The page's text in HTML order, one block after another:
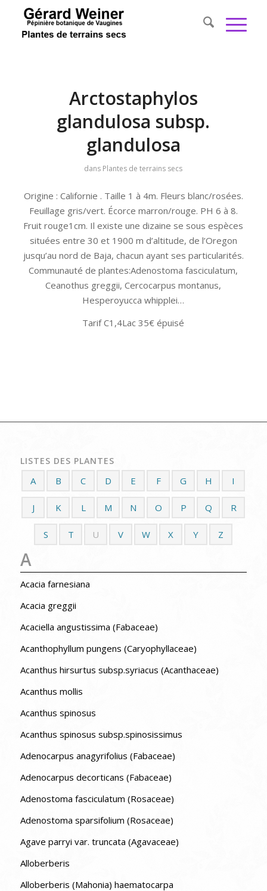
Arctostaphylos
glandulosa subsp.
glandulosa
dans Plantes de terrains secs
Origine : Californie . Taille 1 à 4m. Fleurs blanc/rosées.
Feuillage gris/vert. Écorce marron/rouge. PH 6 à 8.
Fruit rouge1cm. Il existe une dizaine se sous espèces
situées entre 30 et 1900 m d’altitude, de l’Oregon
jusqu’au nord de Baja, chacun ayant ses particularités.
Communauté de plantes:Adenostoma fasciculatum,
Ceanothus greggii, Cercocarpus montanus,
Hesperoyucca whipplei…
Tarif C1,4Lac 35€ épuisé
LISTES DES PLANTES
A B C D E F G H I
J K L M N O P Q R
S T U V W X Y Z
A
Acacia farnesiana
Acacia greggii
Acaciella angustissima (Fabaceae)
Acanthophyllum pungens (Caryophyllaceae)
Acanthus hirsurtus subsp.syriacus (Acanthaceae)
Acanthus mollis
Acanthus spinosus
Acanthus spinosus subsp.spinosissimus
Adenocarpus anagyrifolius (Fabaceae)
Adenocarpus decorticans (Fabaceae)
Adenostoma fasciculatum (Rosaceae)
Adenostoma sparsifolium (Rosaceae)
Agave parryi var. truncata (Agavaceae)
Alloberberis
Alloberberis (Mahonia) haematocarpa